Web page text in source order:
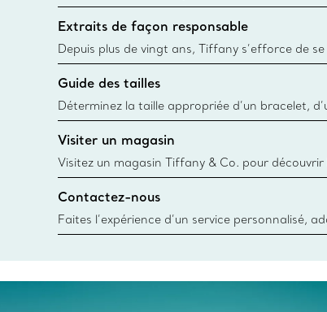
une Tiffany Blue Box. Bien que l'histoire de cet
remonte à 1886, toutes les Blue Box et sacs
fabriqués à partir de papier provenant de
matières
Extraits de façon responsable
Depuis plus de vingt ans, Tiffany s’efforce de
façon responsable les matériaux précieux
fabrication de ses bijoux. En apprendre
Guide des tailles
Déterminez la taille appropriée d’un bracelet,
d’une bague grâce au guide des tailles de
Visiter un magasin
Visitez un magasin Tiffany & Co. pour découvrir
créations, les collections emblématiques et bien
Trouver le magasin le plus près
Contactez-nous
Faites l’expérience d’un service personnalisé,
besoins par les conseillers à la clientèle Tiffany